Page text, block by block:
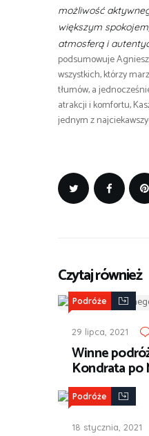
możliwość
większym
atmosferą i
podsumowuje
wszystkich, którzy
tłumów, a
atrakcji i komfortu,
jednym z
Czytaj również
Podróże
29 lipca, 2021
Winne
Kondrata po
Podróże
18 stycznia, 2021